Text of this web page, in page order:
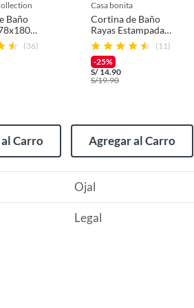
asientos de inodoro con empaque
devolución y cambio:
y otros productos para asfalto.
tecnología, línea blanca,
uso y deberá contar con todos sus
Baño
(36)
Carro
casa bonita
Cortina de Baño
Rayas Estampadas
180x180cm
Celeste
(11)
-25%
S/14.90
S/19.90
Agregar al Carro
Ojal
Legal